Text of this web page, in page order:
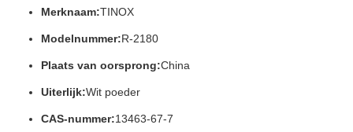
Merknaam:TINOX
Modelnummer:R-2180
Plaats van oorsprong:China
Uiterlijk:Wit poeder
CAS-nummer:13463-67-7